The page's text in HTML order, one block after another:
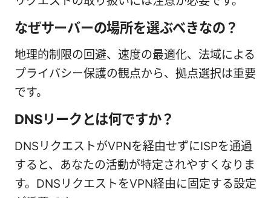
なぜサーバーの場所を選ぶべきなの？
地理的制限の回避、速度の最適化、法域による
プライバシー保護の観点から、拠点選択は重要
です。
DNSリークとは何ですか？
DNSリクエストがVPNを経由せずにISPを通過
すると、あなたの活動が特定されやすくなりま
す。DNSリクエストをVPN経由に固定する設定